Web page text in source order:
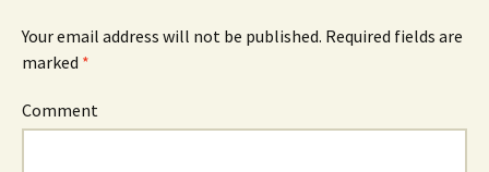
Your email address will not be published. Required fields are
marked *
Comment